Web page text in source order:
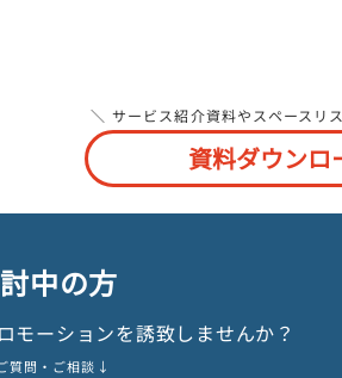
＼ サービス紹介資料やスペースリ
資料ダウンロ
中の方
モーションを誘致しませんか？
質問・ご相談↓